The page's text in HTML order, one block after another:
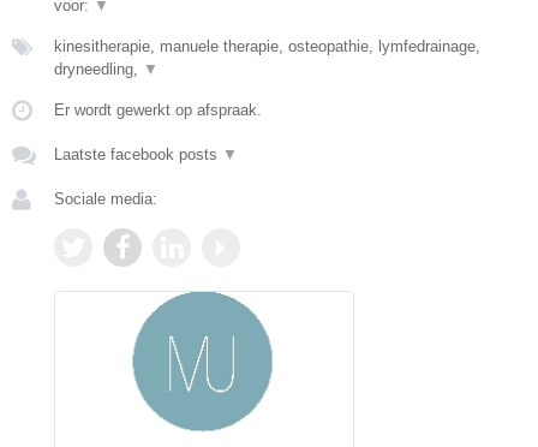
voor: ▼
kinesitherapie, manuele therapie, osteopathie, lymfedrainage,
dryneedling, ▼
Er wordt gewerkt op afspraak.
Laatste facebook posts ▼
Sociale media: